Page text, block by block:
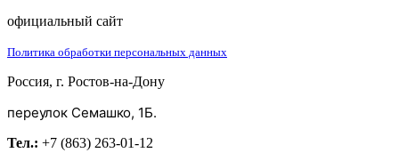
официальный сайт
Политика обработки персональных данных
Россия, г. Ростов-на-Дону
переулок Семашко, 1Б.
Тел.: +7 (863) 263-01-12